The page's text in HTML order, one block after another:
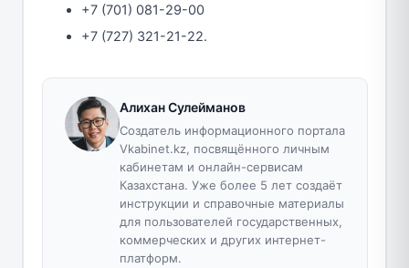
+7 (701) 081-29-00
+7 (727) 321-21-22.
Алихан Сулейманов
Создатель информационного портала
Vkabinet.kz, посвящённого личным
кабинетам и онлайн-сервисам
Казахстана. Уже более 5 лет создаёт
инструкции и справочные материалы
для пользователей государственных,
коммерческих и других интернет-
платформ.